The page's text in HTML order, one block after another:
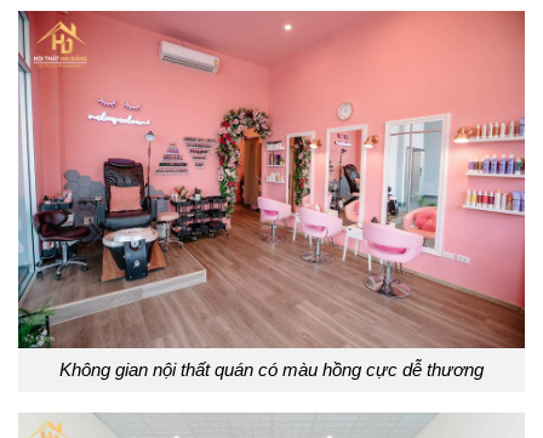
Không gian nội thất quán có màu hồng cực dễ thương